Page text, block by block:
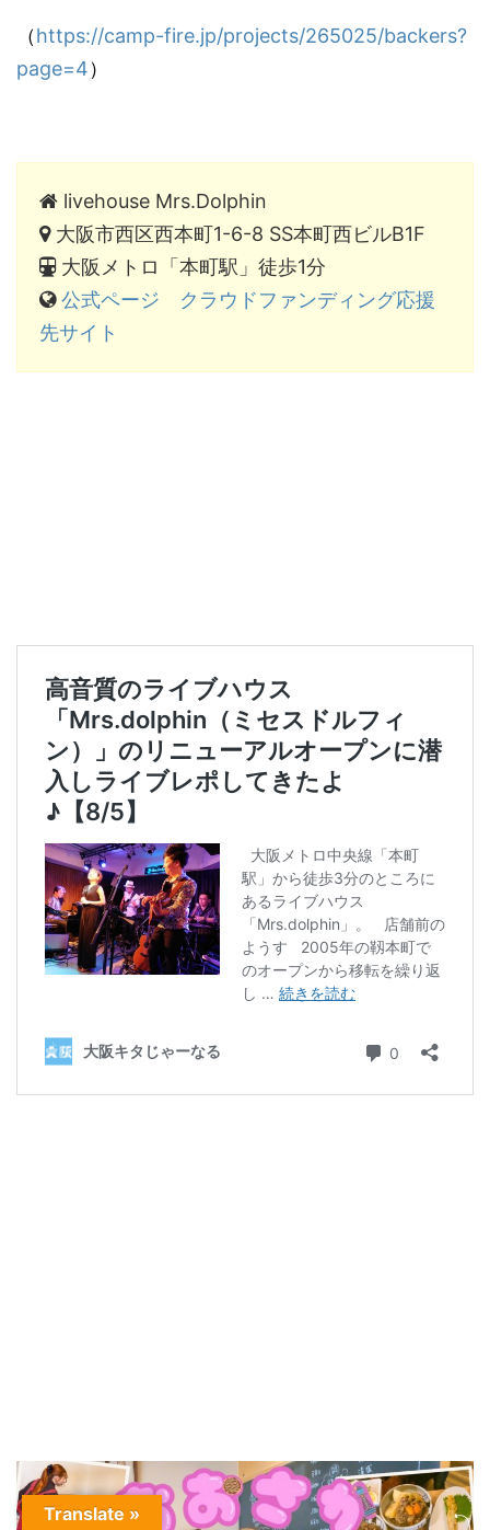
（https://camp-fire.jp/projects/265025/backers?
page=4）
livehouse Mrs.Dolphin
大阪市西区西本町1-6-8 SS本町西ビルB1F
大阪メトロ「本町駅」徒歩1分
公式ページ
クラウドファンディング応援
先サイト
Translate »